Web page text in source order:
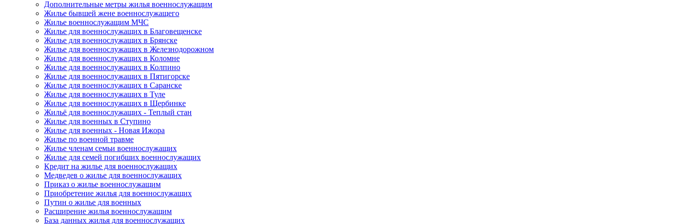
Дополнительные метры жилья военнослужащим
Жилье бывшей жене военнослужащего
Жилье военнослужащим МЧС
Жилье для военнослужащих в Благовещенске
Жилье для военнослужащих в Брянске
Жилье для военнослужащих в Железнодорожном
Жилье для военнослужащих в Коломне
Жилье для военнослужащих в Колпино
Жилье для военнослужащих в Пятигорске
Жилье для военнослужащих в Саранске
Жилье для военнослужащих в Туле
Жилье для военнослужащих в Щербинке
Жильё для военнослужащих - Теплый стан
Жилье для военных в Ступино
Жилье для военных - Новая Ижора
Жилье по военной травме
Жилье членам семьи военнослужащих
Жилье для семей погибших военнослужащих
Кредит на жилье для военнослужащих
Медведев о жилье для военнослужащих
Приказ о жилье военнослужащим
Приобретение жилья для военнослужащих
Путин о жилье для военных
Расширение жилья военнослужащим
База данных жилья для военнослужащих